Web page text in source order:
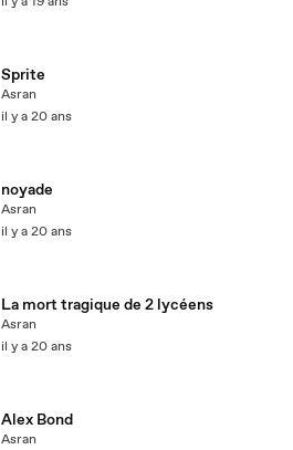
Sprite
Asran
il y a 20 ans
noyade
Asran
il y a 20 ans
La mort tragique de 2 lycéens
Asran
il y a 20 ans
Alex Bond
Asran